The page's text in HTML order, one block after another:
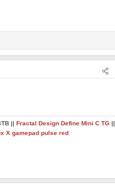
|| Fractal Design Define Mini C TG ||
X gamepad pulse red